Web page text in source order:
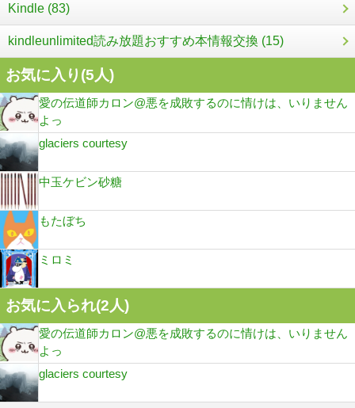
Kindle (83)
kindleunlimited読み放題おすすめ本情報交換 (15)
お気に入り(5人)
愛の伝道師カロン@悪を成敗するのに情けは、いりません
よっ
glaciers courtesy
中玉ケビン砂糖
もたぼち
ミロミ
お気に入られ(2人)
愛の伝道師カロン@悪を成敗するのに情けは、いりません
よっ
glaciers courtesy